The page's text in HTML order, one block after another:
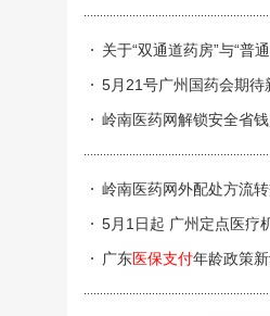
关于“双通道药房”与“普
5月21号广州国药会期待
岭南医药网​解锁安全省
岭南医药网外配处方流
5月1日起 广州定点医疗
广东医保支付年龄政策